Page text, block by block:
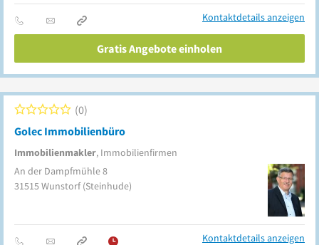
Kontaktdetails anzeigen
Gratis Angebote einholen
Golec Immobilienbüro
Immobilienmakler, Immobilienfirmen
0
An der Dampfmühle 8
31515Wunstorf (Steinhude)
Kontaktdetails anzeigen